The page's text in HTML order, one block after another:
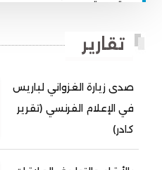
أحمد بداه
أحمد زيدان ولد محمد محمود
أحمد سالم بكار
أحمد سالم ولد بده
تقارير
صدى زيارة الغزواني لباريس
في الإعلام الفرنسي (تقرير
كادر)